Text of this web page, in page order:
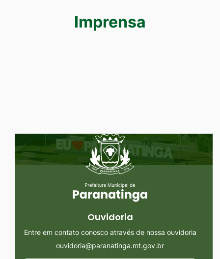
[alt+4]
Imprensa
Seção do Rodapé e Ouvidoria/
Ouvidoria
Entre em contato conosco através de nossa ouvidoria
ouvidoria@paranatinga.mt.gov.br